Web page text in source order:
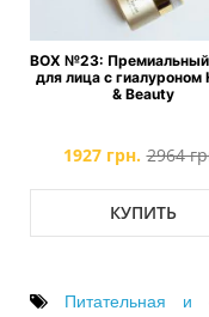
BOX №23: Премиальный
для лица с гиалуроном
& Beauty
1927 грн. 2964
КУПИТЬ
Питательная